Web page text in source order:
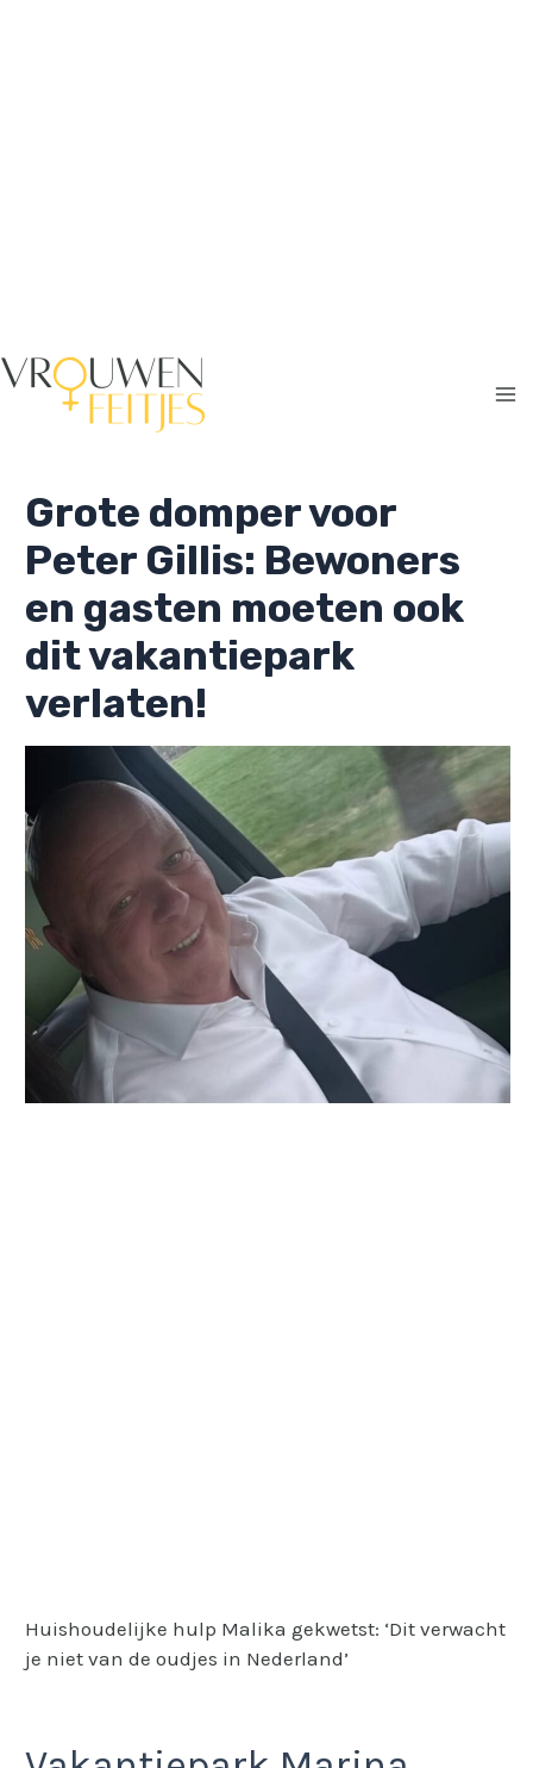
Grote domper voor
Peter Gillis: Bewoners
en gasten moeten ook
dit vakantiepark
verlaten!
Huishoudelijke hulp Malika gekwetst: ‘Dit verwacht
je niet van de oudjes in Nederland’